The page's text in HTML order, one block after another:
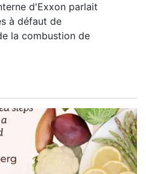
d'Exxon parlait
à défaut de
la combustion de